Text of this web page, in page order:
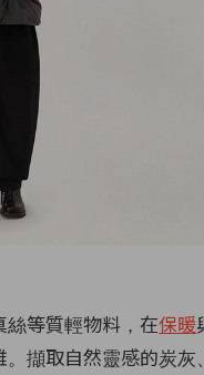
等質輕物料，在保暖
擷取自然靈感的炭